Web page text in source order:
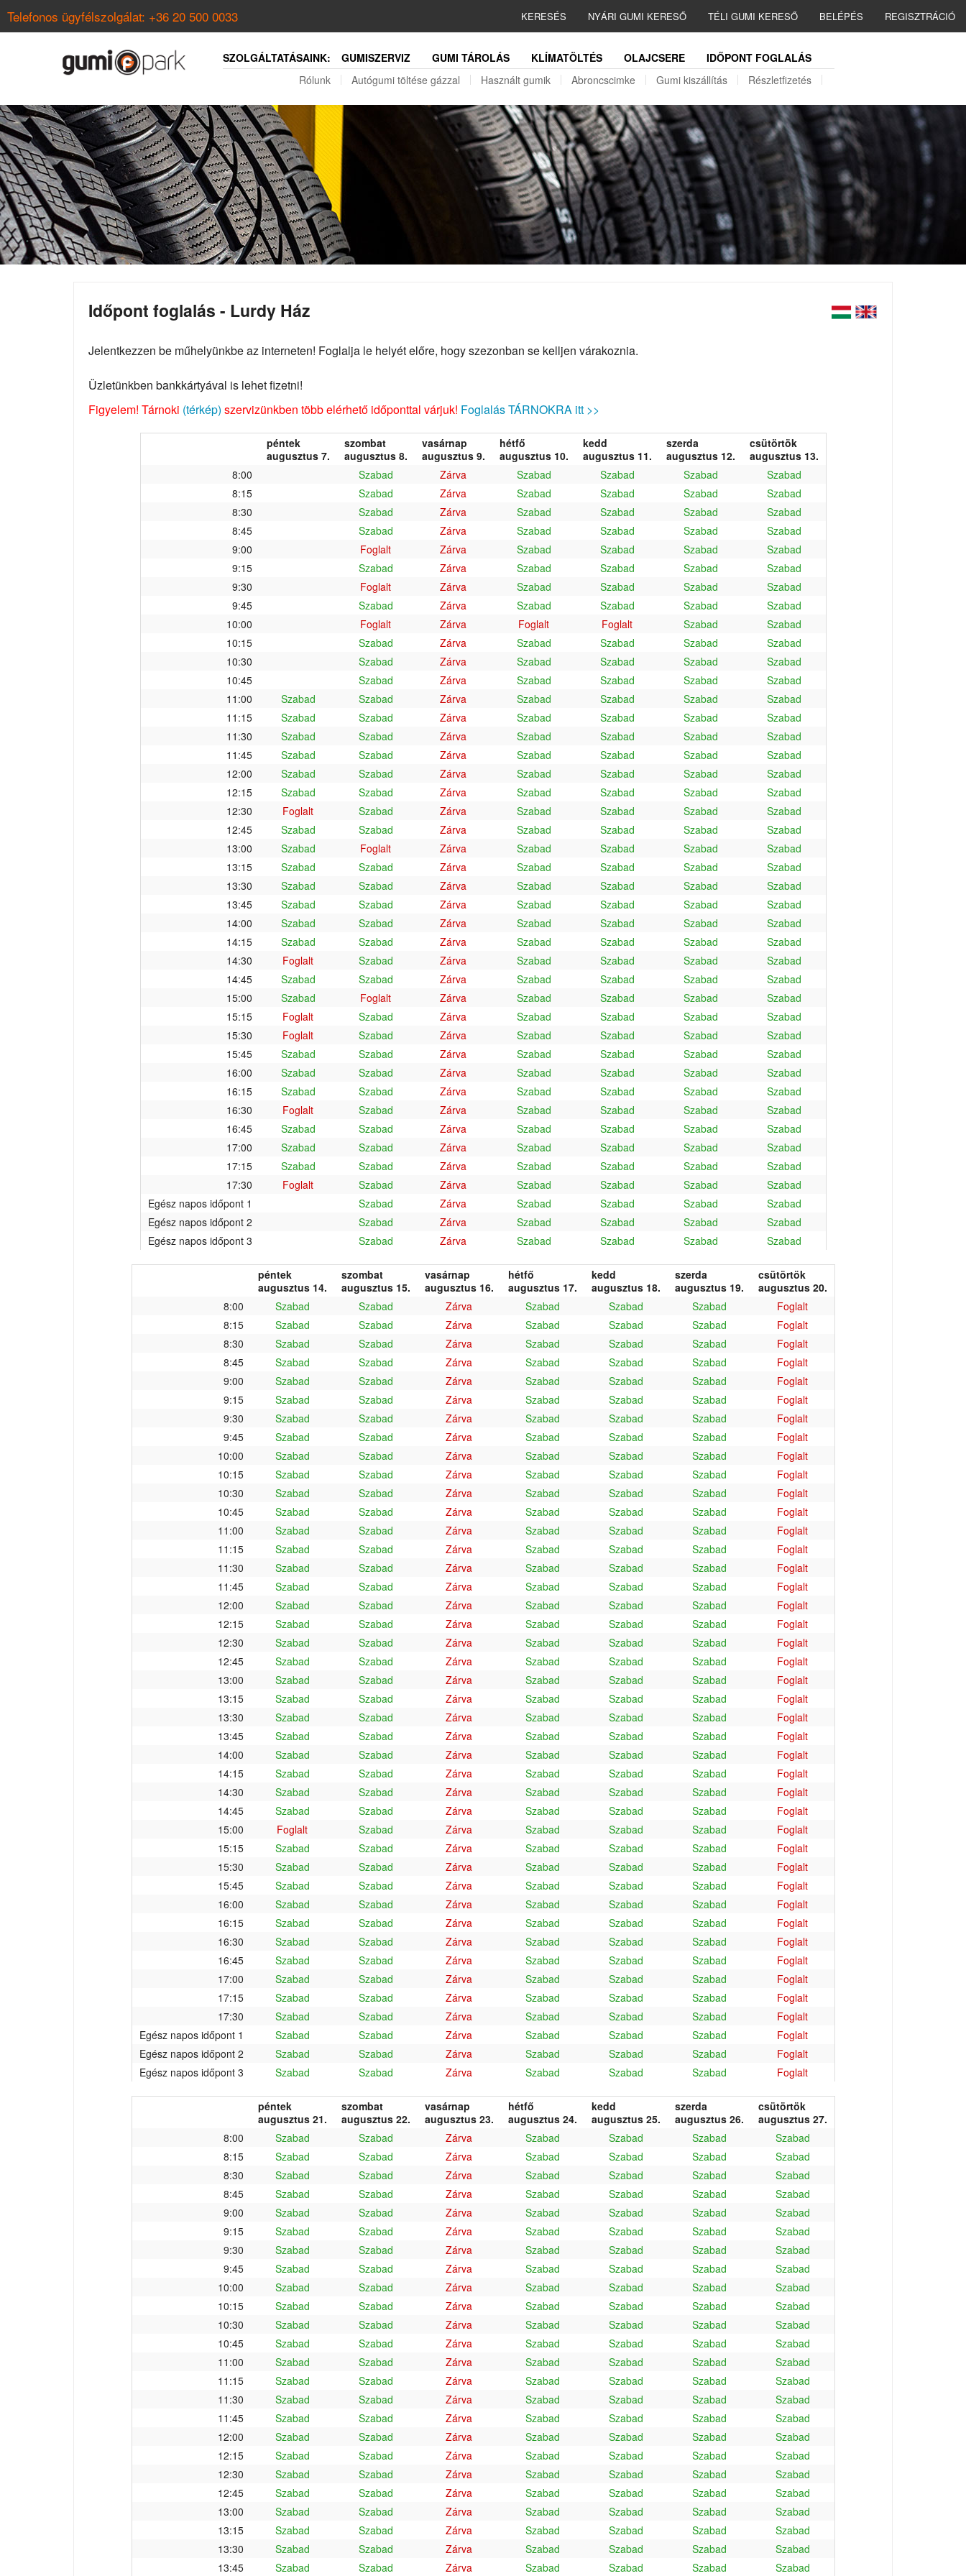
Telefonos ügyfélszolgálat: +36 20 500 0033 KERESÉS NYÁRI GUMI KERESŐ TÉLI GUMI KERESŐ BELÉPÉS REGISZTRÁCIÓ
SZOLGÁLTATÁSAINK: GUMISZERVIZ GUMI TÁROLÁS KLÍMATÖLTÉS OLAJCSERE
IDŐPONT FOGLALÁS
Rólunk
Autógumi töltése gázzal Használt gumik Abroncscimke Gumi kiszállítás Részletfizetés
Időpont foglalás - Lurdy Ház
Jelentkezzen be műhelyünkbe az interneten! Foglalja le helyét előre, hogy szezonban se kelljen várakoznia.
Üzletünkben bankkártyával is lehet fizetni!
Figyelem! Tárnoki (térkép) szervizünkben több elérhető időponttal várjuk! Foglalás TÁRNOKRA itt >>
péntek
augusztus 7.
szombat
augusztus 8.
vasárnap
augusztus 9.
hétfő
augusztus 10.
kedd
augusztus 11.
szerda
augusztus 12.
csütörtök
augusztus 13.
8:00
Szabad Zárva Szabad Szabad Szabad
Szabad
8:15
Szabad Zárva Szabad Szabad Szabad
Szabad
8:30
Szabad Zárva Szabad Szabad Szabad
Szabad
8:45
Szabad Zárva Szabad Szabad Szabad
Szabad
9:00
Foglalt Zárva Szabad Szabad Szabad
Szabad
9:15
Szabad Zárva Szabad Szabad Szabad
Szabad
9:30
Foglalt Zárva Szabad Szabad Szabad
Szabad
9:45
Szabad Zárva Szabad Szabad Szabad
Szabad
10:00
Foglalt Zárva Foglalt Foglalt Szabad
Szabad
10:15
Szabad Zárva Szabad Szabad Szabad
Szabad
10:30
Szabad Zárva Szabad Szabad Szabad
Szabad
10:45
Szabad Zárva Szabad Szabad Szabad
Szabad
11:00
Szabad Szabad Zárva Szabad Szabad Szabad
Szabad
11:15
Szabad Szabad Zárva Szabad Szabad Szabad
Szabad
11:30
Szabad Szabad Zárva Szabad Szabad Szabad
Szabad
11:45
Szabad Szabad Zárva Szabad Szabad Szabad
Szabad
12:00
Szabad Szabad Zárva Szabad Szabad Szabad
Szabad
12:15
Szabad Szabad Zárva Szabad Szabad Szabad
Szabad
12:30
Foglalt Szabad Zárva Szabad Szabad Szabad
Szabad
12:45
Szabad Szabad Zárva Szabad Szabad Szabad
Szabad
13:00
Szabad Foglalt Zárva Szabad Szabad Szabad
Szabad
13:15
Szabad Szabad Zárva Szabad Szabad Szabad
Szabad
13:30
Szabad Szabad Zárva Szabad Szabad Szabad
Szabad
13:45
Szabad Szabad Zárva Szabad Szabad Szabad
Szabad
14:00
Szabad Szabad Zárva Szabad Szabad Szabad
Szabad
14:15
Szabad Szabad Zárva Szabad Szabad Szabad
Szabad
14:30
Foglalt Szabad Zárva Szabad Szabad Szabad
Szabad
14:45
Szabad Szabad Zárva Szabad Szabad Szabad
Szabad
15:00
Szabad Foglalt Zárva Szabad Szabad Szabad
Szabad
15:15
Foglalt Szabad Zárva Szabad Szabad Szabad
Szabad
15:30
Foglalt Szabad Zárva Szabad Szabad Szabad
Szabad
15:45
Szabad Szabad Zárva Szabad Szabad Szabad
Szabad
16:00
Szabad Szabad Zárva Szabad Szabad Szabad
Szabad
16:15
Szabad Szabad Zárva Szabad Szabad Szabad
Szabad
16:30
Foglalt Szabad Zárva Szabad Szabad Szabad
Szabad
16:45
Szabad Szabad Zárva Szabad Szabad Szabad
Szabad
17:00
Szabad Szabad Zárva Szabad Szabad Szabad
Szabad
17:15
Szabad Szabad Zárva Szabad Szabad Szabad
Szabad
17:30
Foglalt Szabad Zárva Szabad Szabad Szabad
Szabad
Egész napos időpont 1
Szabad Zárva Szabad Szabad Szabad
Szabad
Egész napos időpont 2
Szabad Zárva Szabad Szabad Szabad
Szabad
Egész napos időpont 3
Szabad Zárva Szabad Szabad Szabad Szabad
péntek
augusztus 14.
szombat
augusztus 15.
vasárnap
augusztus 16.
hétfő
augusztus 17.
kedd
augusztus 18.
szerda
augusztus 19.
csütörtök
augusztus 20.
8:00
Szabad Szabad Zárva Szabad Szabad Szabad
Foglalt
8:15
Szabad Szabad Zárva Szabad Szabad Szabad
Foglalt
8:30
Szabad Szabad Zárva Szabad Szabad Szabad
Foglalt
8:45
Szabad Szabad Zárva Szabad Szabad Szabad
Foglalt
9:00
Szabad Szabad Zárva Szabad Szabad Szabad
Foglalt
9:15
Szabad Szabad Zárva Szabad Szabad Szabad
Foglalt
9:30
Szabad Szabad Zárva Szabad Szabad Szabad
Foglalt
9:45
Szabad Szabad Zárva Szabad Szabad Szabad
Foglalt
10:00
Szabad Szabad Zárva Szabad Szabad Szabad
Foglalt
10:15
Szabad Szabad Zárva Szabad Szabad Szabad
Foglalt
10:30
Szabad Szabad Zárva Szabad Szabad Szabad
Foglalt
10:45
Szabad Szabad Zárva Szabad Szabad Szabad
Foglalt
11:00
Szabad Szabad Zárva Szabad Szabad Szabad
Foglalt
11:15
Szabad Szabad Zárva Szabad Szabad Szabad
Foglalt
11:30
Szabad Szabad Zárva Szabad Szabad Szabad
Foglalt
11:45
Szabad Szabad Zárva Szabad Szabad Szabad
Foglalt
12:00
Szabad Szabad Zárva Szabad Szabad Szabad
Foglalt
12:15
Szabad Szabad Zárva Szabad Szabad Szabad
Foglalt
12:30
Szabad Szabad Zárva Szabad Szabad Szabad
Foglalt
12:45
Szabad Szabad Zárva Szabad Szabad Szabad
Foglalt
13:00
Szabad Szabad Zárva Szabad Szabad Szabad
Foglalt
13:15
Szabad Szabad Zárva Szabad Szabad Szabad
Foglalt
13:30
Szabad Szabad Zárva Szabad Szabad Szabad
Foglalt
13:45
Szabad Szabad Zárva Szabad Szabad Szabad
Foglalt
14:00
Szabad Szabad Zárva Szabad Szabad Szabad
Foglalt
14:15
Szabad Szabad Zárva Szabad Szabad Szabad
Foglalt
14:30
Szabad Szabad Zárva Szabad Szabad Szabad
Foglalt
14:45
Szabad Szabad Zárva Szabad Szabad Szabad
Foglalt
15:00
Foglalt Szabad Zárva Szabad Szabad Szabad
Foglalt
15:15
Szabad Szabad Zárva Szabad Szabad Szabad
Foglalt
15:30
Szabad Szabad Zárva Szabad Szabad Szabad
Foglalt
15:45
Szabad Szabad Zárva Szabad Szabad Szabad
Foglalt
16:00
Szabad Szabad Zárva Szabad Szabad Szabad
Foglalt
16:15
Szabad Szabad Zárva Szabad Szabad Szabad
Foglalt
16:30
Szabad Szabad Zárva Szabad Szabad Szabad
Foglalt
16:45
Szabad Szabad Zárva Szabad Szabad Szabad
Foglalt
17:00
Szabad Szabad Zárva Szabad Szabad Szabad
Foglalt
17:15
Szabad Szabad Zárva Szabad Szabad Szabad
Foglalt
17:30
Szabad Szabad Zárva Szabad Szabad Szabad
Foglalt
Egész napos időpont 1
Szabad Szabad Zárva Szabad Szabad Szabad
Foglalt
Egész napos időpont 2
Szabad Szabad Zárva Szabad Szabad Szabad
Foglalt
Egész napos időpont 3
Szabad Szabad Zárva Szabad Szabad Szabad Foglalt
péntek
augusztus 21.
szombat
augusztus 22.
vasárnap
augusztus 23.
hétfő
augusztus 24.
kedd
augusztus 25.
szerda
augusztus 26.
csütörtök
augusztus 27.
8:00
Szabad Szabad Zárva Szabad Szabad Szabad
Szabad
8:15
Szabad Szabad Zárva Szabad Szabad Szabad
Szabad
8:30
Szabad Szabad Zárva Szabad Szabad Szabad
Szabad
8:45
Szabad Szabad Zárva Szabad Szabad Szabad
Szabad
9:00
Szabad Szabad Zárva Szabad Szabad Szabad
Szabad
9:15
Szabad Szabad Zárva Szabad Szabad Szabad
Szabad
9:30
Szabad Szabad Zárva Szabad Szabad Szabad
Szabad
9:45
Szabad Szabad Zárva Szabad Szabad Szabad
Szabad
10:00
Szabad Szabad Zárva Szabad Szabad Szabad
Szabad
10:15
Szabad Szabad Zárva Szabad Szabad Szabad
Szabad
10:30
Szabad Szabad Zárva Szabad Szabad Szabad
Szabad
10:45
Szabad Szabad Zárva Szabad Szabad Szabad
Szabad
11:00
Szabad Szabad Zárva Szabad Szabad Szabad
Szabad
11:15
Szabad Szabad Zárva Szabad Szabad Szabad
Szabad
11:30
Szabad Szabad Zárva Szabad Szabad Szabad
Szabad
11:45
Szabad Szabad Zárva Szabad Szabad Szabad
Szabad
12:00
Szabad Szabad Zárva Szabad Szabad Szabad
Szabad
12:15
Szabad Szabad Zárva Szabad Szabad Szabad
Szabad
12:30
Szabad Szabad Zárva Szabad Szabad Szabad
Szabad
12:45
Szabad Szabad Zárva Szabad Szabad Szabad
Szabad
13:00
Szabad Szabad Zárva Szabad Szabad Szabad
Szabad
13:15
Szabad Szabad Zárva Szabad Szabad Szabad
Szabad
13:30
Szabad Szabad Zárva Szabad Szabad Szabad
Szabad
13:45
Szabad Szabad Zárva Szabad Szabad Szabad Szabad